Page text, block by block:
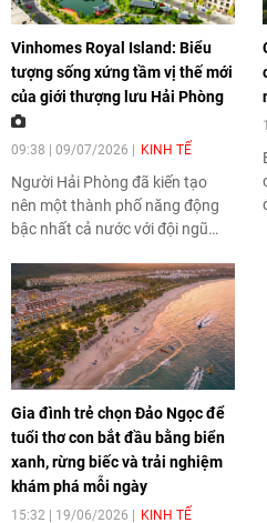
Vinhomes Royal Island: Biểu
tượng sống xứng tầm vị thế mới
của giới thượng lưu Hải Phòng
09:38 | 09/07/2026 KINH TẾ
Người Hải Phòng đã kiến tạo
nên một thành phố năng động
bậc nhất cả nước với đội ngũ
ngày càng đông đảo. Sự xuất
hiện của Vinhomes Royal Island
trên đảo Vũ Yên là mảnh ghép
hoàn hảo, mang đến biểu tượng
sống thượng lưu mới, nơi vị thế
và đẳng cấp được tôn vinh tại
cùng một tâm điểm.
Gia đình trẻ chọn Đảo Ngọc để
tuổi thơ con bắt đầu bằng biển
xanh, rừng biếc và trải nghiệm
khám phá mỗi ngày
15:32 | 19/06/2026 KINH TẾ